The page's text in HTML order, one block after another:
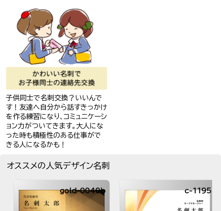
子供同士で名刺交換？いいんで
す！友達へ自分から話すきっかけ
を作る練習になり、コミュニケーシ
ョン力がついてきます。大人にな
った時も積極性のある仕事がで
きる人になるかも！
オススメの人気デザイン名刺
gold-0040b c-1195